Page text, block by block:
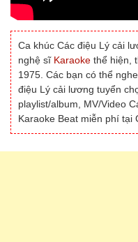
Ca khúc Các điệu Lý cải
nghệ sĩ Karaoke thể hiện,
1975. Các bạn có thể
điệu Lý cải lương tuyển
playlist/album, MV/Video
Karaoke Beat miễn phí tại